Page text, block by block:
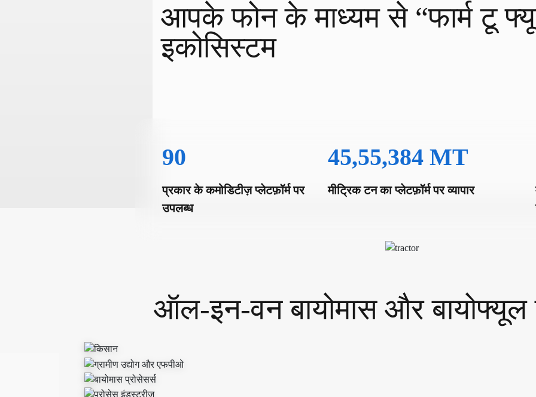
आपके फोन के माध्यम से “फार्म टू
इकोसिस्टम
90
प्रकार के कमोडिटीज़ प्लेटफ़ॉर्म पर
उपलब्ध
45,55,384 MT
मीट्रिक टन का प्लेटफ़ॉर्म पर व्यापार
ऑल-इन-वन बायोमास और बायोफ्यूल